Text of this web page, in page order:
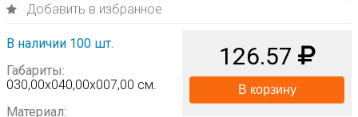
Добавить в избранное
В наличии 100 шт.
Габариты:
030,00х040,00х007,00 см.
Материал:
126.57
В корзину